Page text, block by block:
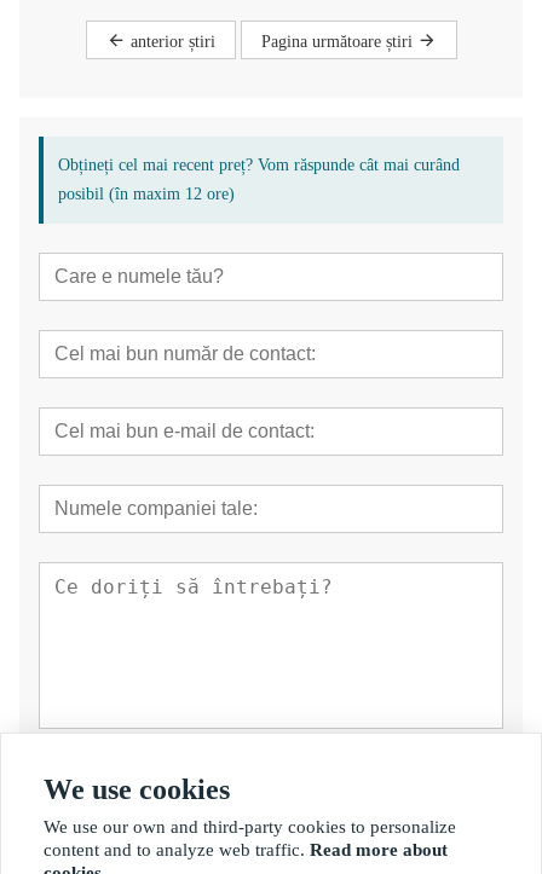
anterior știri Pagina următoare știri
Obțineți cel mai recent preț? Vom răspunde cât mai curând
posibil (în maxim 12 ore)
prezenta
We use cookies
We use our own and third-party cookies to personalize
content and to analyze web traffic. Read more about